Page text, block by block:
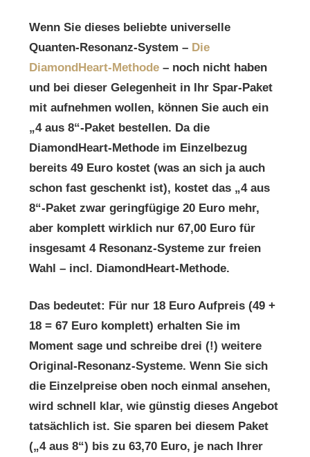
Wenn Sie dieses beliebte universelle
Quanten-Resonanz-System – Die
DiamondHeart-Methode – noch nicht haben
und bei dieser Gelegenheit in Ihr Spar-Paket
mit aufnehmen wollen, können Sie auch ein
„4 aus 8“-Paket bestellen. Da die
DiamondHeart-Methode im Einzelbezug
bereits 49 Euro kostet (was an sich ja auch
schon fast geschenkt ist), kostet das „4 aus
8“-Paket zwar geringfügige 20 Euro mehr,
aber komplett wirklich nur 67,00 Euro für
insgesamt 4 Resonanz-Systeme zur freien
Wahl – incl. DiamondHeart-Methode.
Das bedeutet: Für nur 18 Euro Aufpreis (49 +
18 = 67 Euro komplett) erhalten Sie im
Moment sage und schreibe drei (!) weitere
Original-Resonanz-Systeme. Wenn Sie sich
die Einzelpreise oben noch einmal ansehen,
wird schnell klar, wie günstig dieses Angebot
tatsächlich ist. Sie sparen bei diesem Paket
(„4 aus 8“) bis zu 63,70 Euro, je nach Ihrer